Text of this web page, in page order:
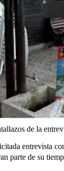
de la
entrevista
parte de su